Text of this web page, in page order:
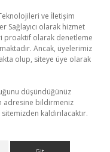
ve İletişim
Sağlayıcı olarak hizmet
proaktif olarak denetleme
Ancak, üyelerimiz
olup, siteye üye olarak
düşündüğünüz
adresine bildirmeniz
kaldırılacaktır.